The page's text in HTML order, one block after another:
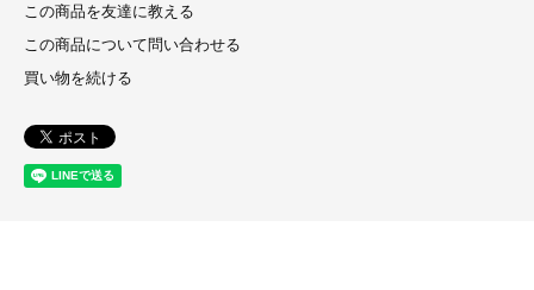
この商品を友達に教える
この商品について問い合わせる
買い物を続ける